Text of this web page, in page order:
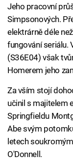
Jeho pracovní
Simpsonových.
elektrárně déle
fungování seriálu.
(S36E04) však
Homerem jeho
Za vším stojí
učinil s majitelem
Springfieldu
Abe svým
letech
O'Donnell.